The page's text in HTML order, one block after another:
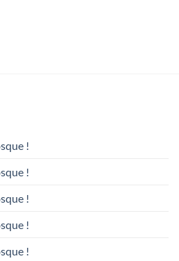
!
!
!
!
!